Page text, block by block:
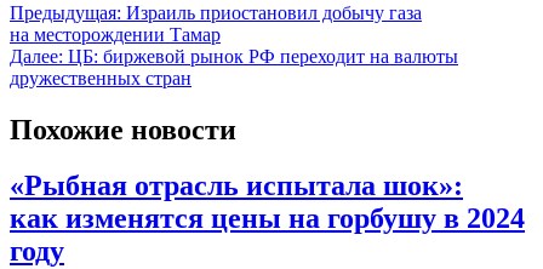
Предыдущая: Израиль приостановил добычу газа
на месторождении Тамар
Далее: ЦБ: биржевой рынок РФ переходит на валюты
дружественных стран
Похожие новости
«Рыбная отрасль испытала шок»:
как изменятся цены на горбушу в 2024
году